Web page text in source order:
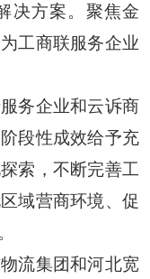
决方案。聚焦金
工商联服务企业
务企业和云诉商
段性成效给予充
索，不断完善工
域营商环境、促
流集团和河北宽